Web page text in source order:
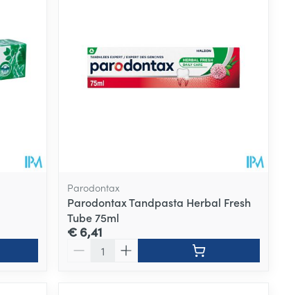
Parodontax
Parodontax Tandpasta Herbal Fresh
Tube 75ml
€ 6,41